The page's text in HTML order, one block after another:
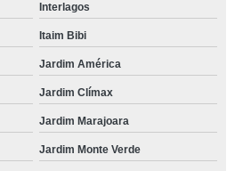
Interlagos
Itaim Bibi
Jardim América
Jardim Clímax
Jardim Marajoara
Jardim Monte Verde